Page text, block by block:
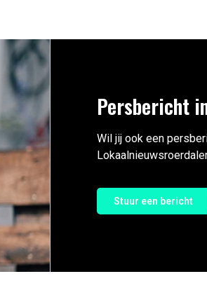
Persbericht
Wil jij ook een
Stuur een bericht